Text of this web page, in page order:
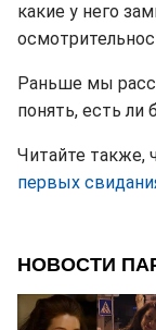
какие у него
Раньше мы
понять, есть
Читайте также,
первых